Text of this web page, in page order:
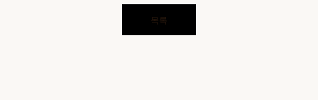
목록